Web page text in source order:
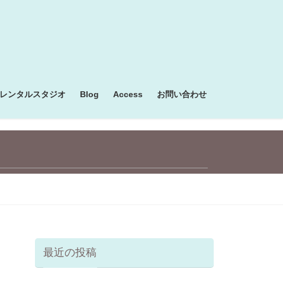
レンタルスタジオ Blog Access お問い合わせ
最近の投稿